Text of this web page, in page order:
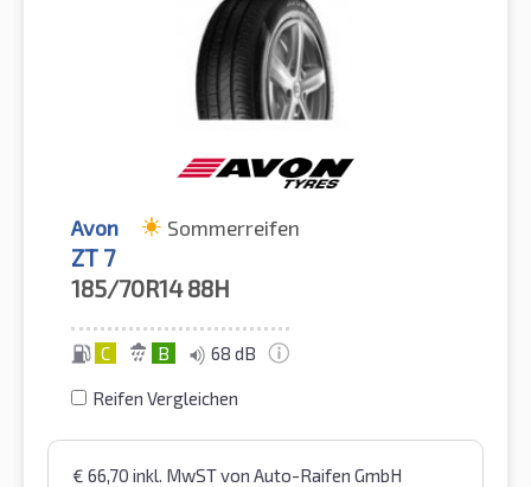
Avon Sommerreifen
ZT 7
185/70R14 88H
C B 68 dB
Reifen Vergleichen
€ 66,70 inkl. MwSTvon Auto-Raifen GmbH